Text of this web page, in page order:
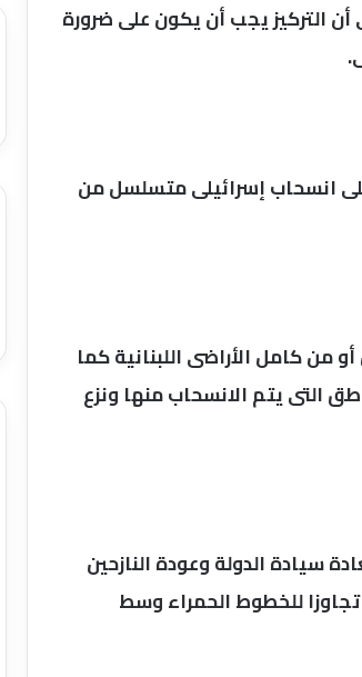
التركيز يجب أن يكون على ضرورة
انسحاب إسرائيلى متسلسل من
من كامل الأراضى اللبنانية كما
التى يتم الانسحاب منها ونزع
سيادة الدولة وعودة النازحين
للخطوط الحمراء وسط